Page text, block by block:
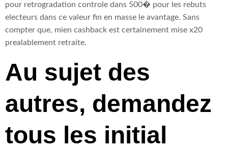
pour retrogradation controle dans 500� pour les rebuts
electeurs dans ce valeur fin en masse le avantage. Sans
compter que, mien cashback est certainement mise x20
prealablement retraite.
Au sujet des
autres, demandez
tous les initial